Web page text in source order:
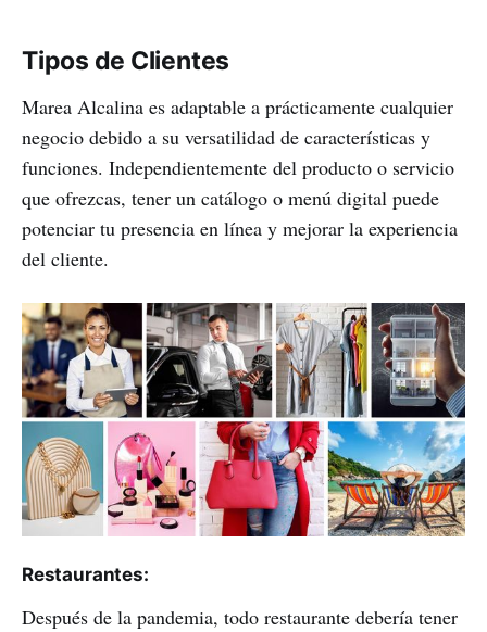
Tipos de Clientes
Marea Alcalina es adaptable a prácticamente cualquier
negocio debido a su versatilidad de características y
funciones. Independientemente del producto o servicio
que ofrezcas, tener un catálogo o menú digital puede
potenciar tu presencia en línea y mejorar la experiencia
del cliente.
Restaurantes:
Después de la pandemia, todo restaurante debería tener